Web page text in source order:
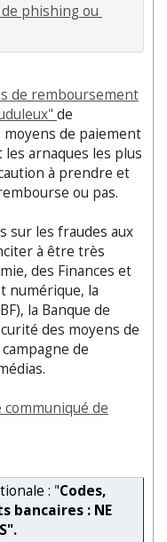
phishing ou
de remboursement
de
de paiement
arnaques les plus
à prendre et
ou pas.
sur les fraudes aux
à être très
des Finances et
numérique, la
la Banque de
des moyens de
de
communiqué de
: "Codes,
bancaires : NE